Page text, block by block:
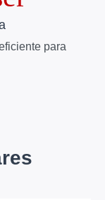
para